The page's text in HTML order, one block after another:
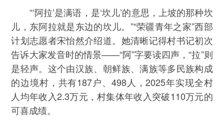
“‘阿拉’是满语，是‘坎儿’的意思，上坡的那种坎
儿，东阿拉就是东边的坎儿。”“荣疆青年之家”西部
计划志愿者宋怡然介绍道。她清晰记得村书记初次
告诉大家发音时的情景——“阿”字要读四声，“拉”则
是轻声。这个由汉族、朝鲜族、满族等多民族构成
的边境村，共有187户、498人，2025年实现全村
人均年收入2.3万元，村集体年收入突破110万元的
可喜成绩。